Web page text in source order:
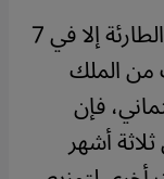
ولم تعلن الحكومة برنامجها للتعبئة الطارئة إلا في 7
من الملك
فإن
أشهر